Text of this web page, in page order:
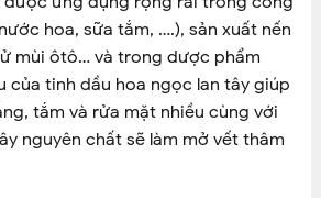
hoa, sữa tắm, ….), sản xuất nến
mùi ôtô… và trong dược phẩm
của tinh dầu hoa ngọc lan tây giúp
tắm và rửa mặt nhiều cùng với
nguyên chất sẽ làm mở vết thâm